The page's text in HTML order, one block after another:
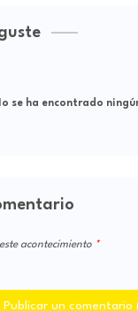
se ha encontrado
acontecimiento
Publicar un comentario